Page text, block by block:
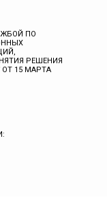
ПО
РЕШЕНИЯ
ОТ 15 МАРТА